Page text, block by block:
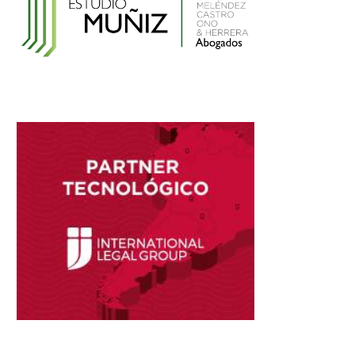
el Registro Nacional de Historias Clínicas
Supervisores del INDECOPI
Ley que protege a la madre trabajadora
contra el despido arbitrario
Ley que modifica el TUO de la Ley del
Sistema Privado de AFPs